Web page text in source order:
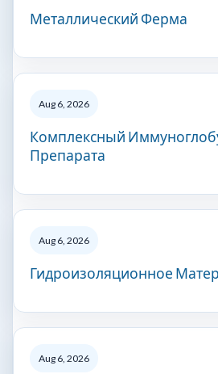
Металлический Ферма
Aug 6, 2026
Комплексный
Препарата
Aug 6, 2026
Гидроизоляционное
Aug 6, 2026